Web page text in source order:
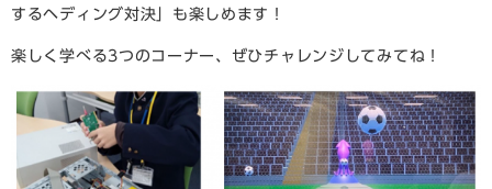
するヘディング対決」も楽しめます！
楽しく学べる3つのコーナー、ぜひチャレンジしてみてね！​